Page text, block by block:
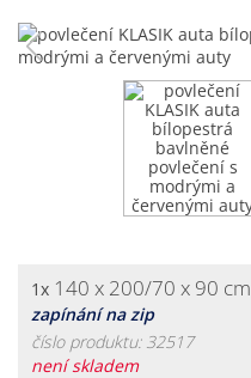
1x 140 x 200/70 x 90 cm
zapínání na zip
číslo produktu: 32517
není skladem